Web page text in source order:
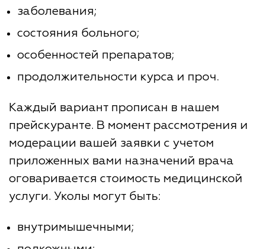
заболевания;
состояния больного;
особенностей препаратов;
продолжительности курса и проч.
Каждый вариант прописан в нашем
прейскуранте. В момент рассмотрения и
модерации вашей заявки с учетом
приложенных вами назначений врача
оговаривается стоимость медицинской
услуги. Уколы могут быть:
внутримышечными;